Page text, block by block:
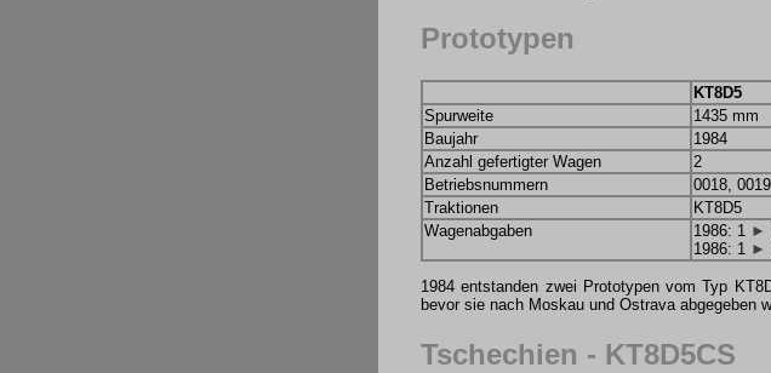
Prototypen
KT8D5
Spurweite
1435 mm
Baujahr
1984
Anzahl gefertigter Wagen
2
Betriebsnummern
0018, 0019
Traktionen
KT8D5
Wagenabgaben
1986: 1 ►
1986: 1 ►
1984 entstanden zwei Prototypen vom Typ
bevor sie nach Moskau und Ostrava abgegeben
Tschechien - KT8D5CS